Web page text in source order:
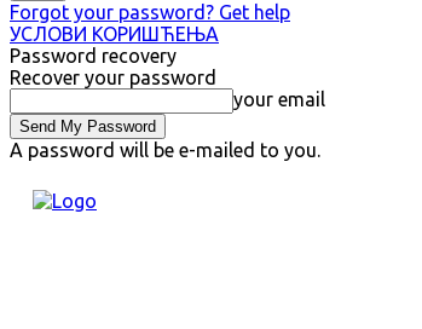
Forgot your password? Get help
УСЛОВИ КОРИШЋЕЊА
Password recovery
Recover your password
your email
A password will be e-mailed to you.